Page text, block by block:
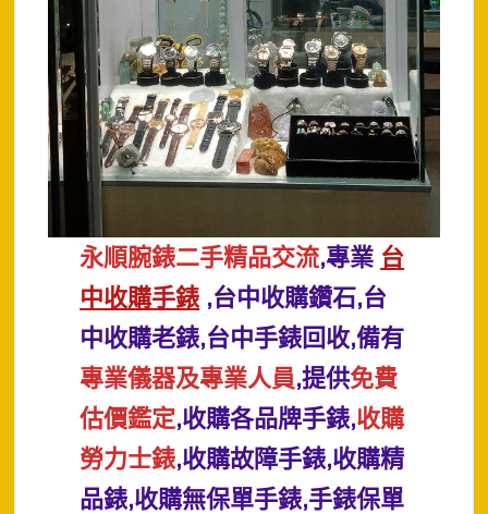
永順腕錶二手精品交流,專業 台
中收購手錶 ,台中收購鑽石,台
中收購老錶,台中手錶回收,備有
專業儀器及專業人員,提供免費
估價鑑定,收購各品牌手錶,收購
勞力士錶,收購故障手錶,收購精
品錶,收購無保單手錶,手錶保單